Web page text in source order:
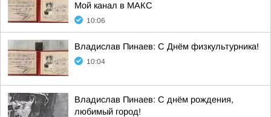
Мой канал в МАКС
10:06
Владислав Пинаев: С Днём физкультурника!
10:04
Владислав Пинаев: С днём рождения,
любимый город!